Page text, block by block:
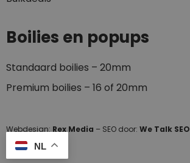
Boilies en popups
Standaard boilies – 20mm
Premium boilies – 16 of 20mm
Webdesign: Rex Media – SEO door: We Talk SEO
NL